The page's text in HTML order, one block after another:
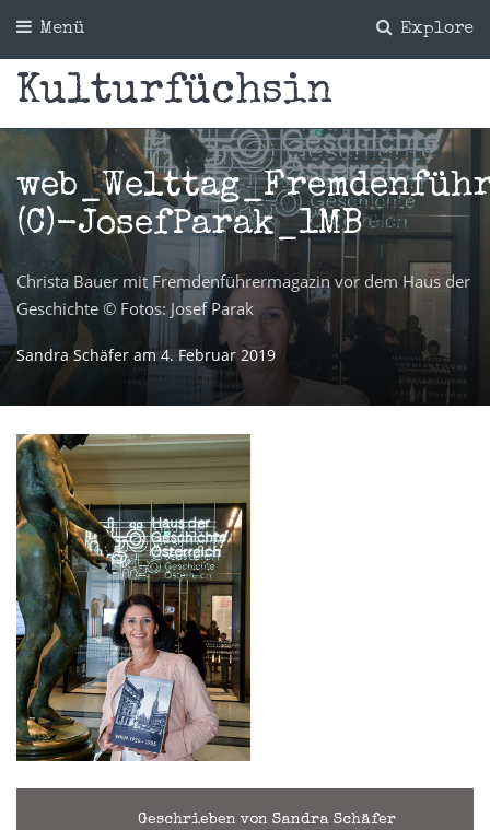
Explore
Menü
Kulturfüchsin
(C)-JosefParak_1MB
Christa Bauer mit Fremdenführermagazin vor dem Haus der
Geschichte © Fotos: Josef Parak
Sandra Schäfer am 4. Februar 2019
Geschrieben von Sandra Schäfer